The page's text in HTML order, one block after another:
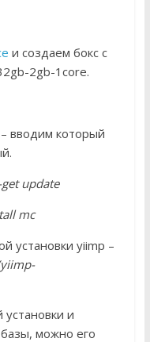
и создаем бокс с
2gb-1core.
вводим который
update
mc
установки yiimp –
и
можно его